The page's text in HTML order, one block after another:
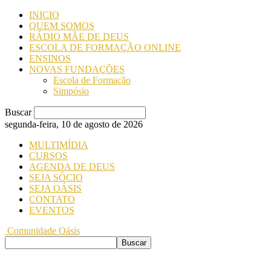
INICIO
QUEM SOMOS
RÁDIO MÃE DE DEUS
ESCOLA DE FORMAÇÃO ONLINE
ENSINOS
NOVAS FUNDAÇÕES
Escola de Formação
Simpósio
Buscar
segunda-feira, 10 de agosto de 2026
MULTIMÍDIA
CURSOS
AGENDA DE DEUS
SEJA SÓCIO
SEJA OÁSIS
CONTATO
EVENTOS
Comunidade Oásis